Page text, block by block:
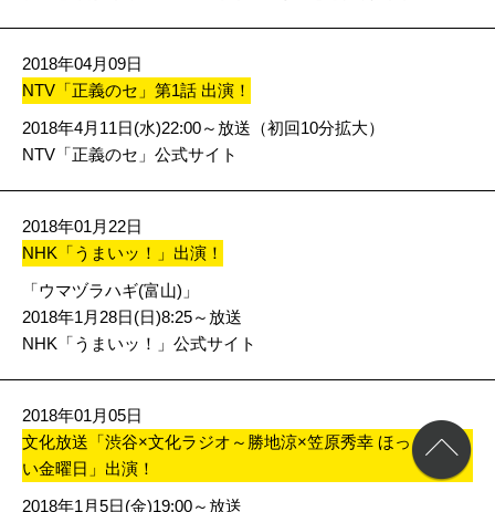
2018年04月09日
NTV「正義のセ」第1話 出演！
2018年4月11日(水)22:00～放送（初回10分拡大）
NTV「正義のセ」公式サイト
2018年01月22日
NHK「うまいッ！」出演！
「ウマヅラハギ(富山)」
2018年1月28日(日)8:25～放送
NHK「うまいッ！」公式サイト
2018年01月05日
文化放送「渋谷×文化ラジオ～勝地涼×笠原秀幸 ほっとけな
い金曜日」出演！
2018年1月5日(金)19:00～放送